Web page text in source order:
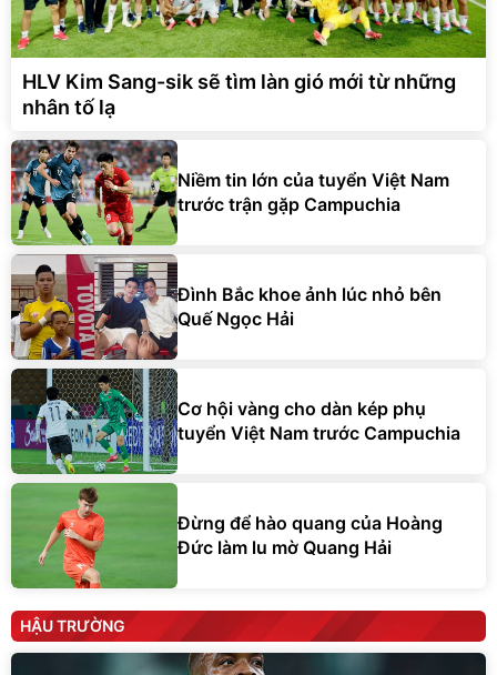
HLV Kim Sang-sik sẽ tìm làn gió mới từ những
nhân tố lạ
Niềm tin lớn của tuyển Việt Nam
trước trận gặp Campuchia
Đình Bắc khoe ảnh lúc nhỏ bên
Quế Ngọc Hải
Cơ hội vàng cho dàn kép phụ
tuyển Việt Nam trước Campuchia
Đừng để hào quang của Hoàng
Đức làm lu mờ Quang Hải
HẬU TRƯỜNG